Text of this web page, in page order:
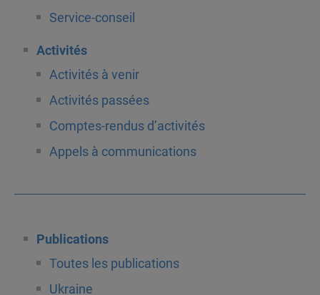
Service-conseil
Activités
Activités à venir
Activités passées
Comptes-rendus d’activités
Appels à communications
Publications
Toutes les publications
Ukraine